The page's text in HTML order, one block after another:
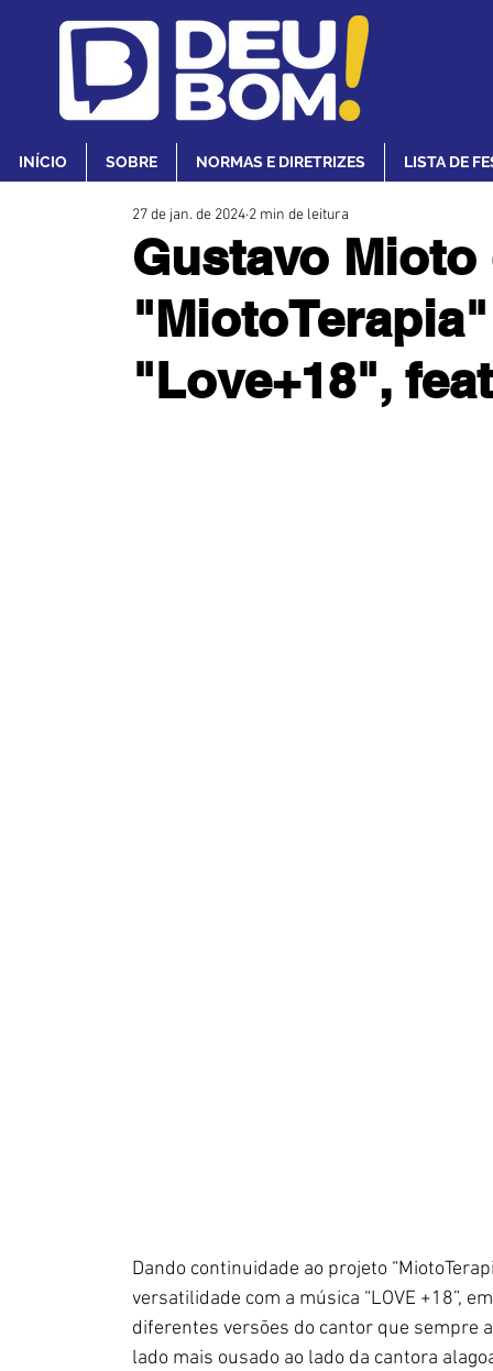
INÍCIO SOBRE NORMAS E DIRETRIZES LISTA DE
Gustavo
"Love+18",
27 de jan. de 2024 2 min de leitura
Dando continuidade ao projeto
versatilidade com a música “LOVE +18”,
diferentes versões do cantor que sempre
lado mais ousado ao lado da cantora